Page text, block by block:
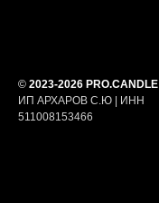
© 2023-2026 PRO.CANDLE
ИП АРХАРОВ С.Ю | ИНН
511008153466